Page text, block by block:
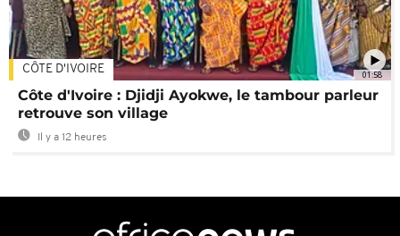
01:58
CÔTE D'IVOIRE
Côte d'Ivoire : Djidji Ayokwe, le tambour parleur
retrouve son village
Il y a 12 heures